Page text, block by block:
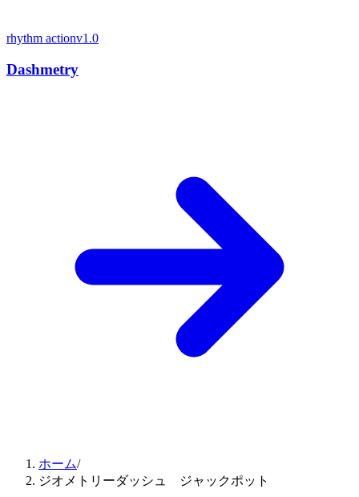
rhythm actionv1.0
Dashmetry
ホーム/
ジオメトリーダッシュ ジャックポット